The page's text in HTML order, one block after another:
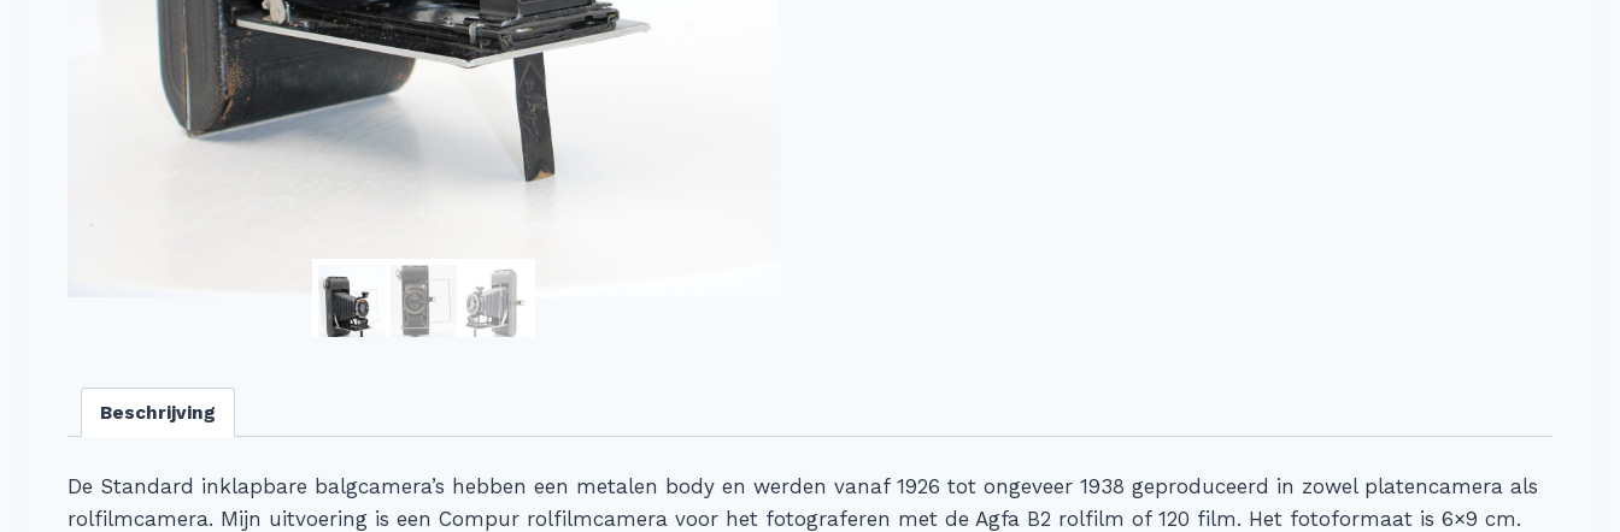
Beschrijving
De Standard inklapbare balgcamera’s hebben een metalen body en werden vanaf 1926 tot ongeveer 1938 geproduceerd in zowel platencamera als
rolfilmcamera. Mijn uitvoering is een Compur rolfilmcamera voor het fotograferen met de Agfa B2 rolfilm of 120 film. Het fotoformaat is 6×9 cm.